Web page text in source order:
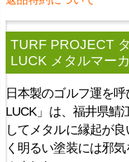
TURF PROJECT
LUCK メタルマー
日本製のゴルフ運を
LUCK」は、福井県鯖
してメタルに縁起が
く明るい塗装には邪